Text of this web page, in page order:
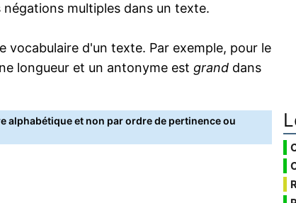
multiples dans un texte.
d'un texte. Par exemple, pour le
longueur et un antonyme est grand dans
alphabétique et non par ordre de pertinence ou